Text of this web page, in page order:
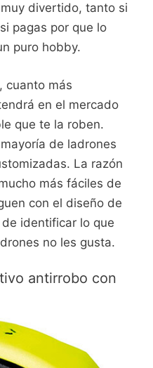
divertido, tanto si
pagas por que lo
puro hobby.
cuanto más
en el mercado
que te la roben.
de ladrones
La razón
más fáciles de
con el diseño de
identificar lo que
no les gusta.
antirrobo con